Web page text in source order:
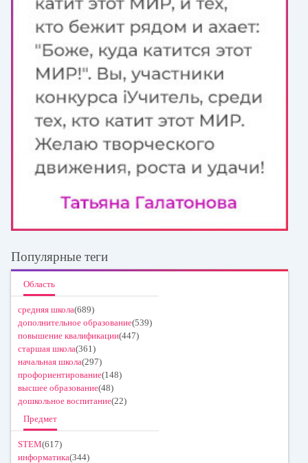
Популярные теги
Область
средняя школа(689)
дополнительное образование(539)
повышение квалификации(447)
старшая школа(361)
начальная школа(297)
профориентирование(148)
высшее образование(48)
дошкольное воспитание(22)
Предмет
STEM(617)
информатика(344)